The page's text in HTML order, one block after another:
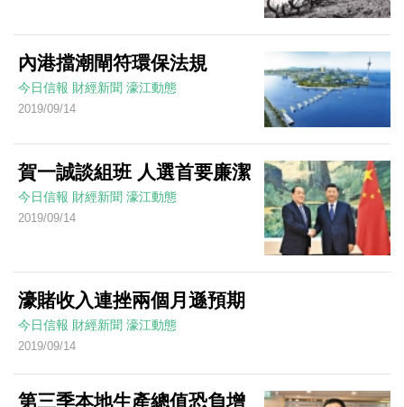
內港擋潮閘符環保法規
今日信報 財經新聞 濠江動態
2019/09/14
賀一誠談組班 人選首要廉潔
今日信報 財經新聞 濠江動態
2019/09/14
濠賭收入連挫兩個月遜預期
今日信報 財經新聞 濠江動態
2019/09/14
第三季本地生產總值恐負增